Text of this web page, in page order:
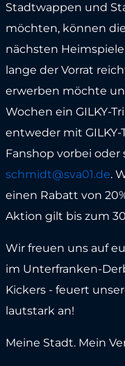
Stadtwappen und
möchten, können
nächsten
lange der Vorrat
erwerben möchte
Wochen ein GILKY-
entweder mit
Fanshop vorbei oder
schmidt@sva01.de.
einen Rabatt von
Aktion gilt bis zum
Wir freuen uns auf
im Unterfranken-
Kickers - feuert
lautstark an!
Meine Stadt. Mein